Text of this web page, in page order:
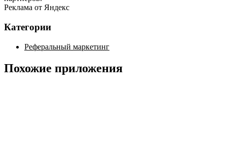
Реклама от Яндекс
Категории
Реферальный маркетинг
Похожие приложения